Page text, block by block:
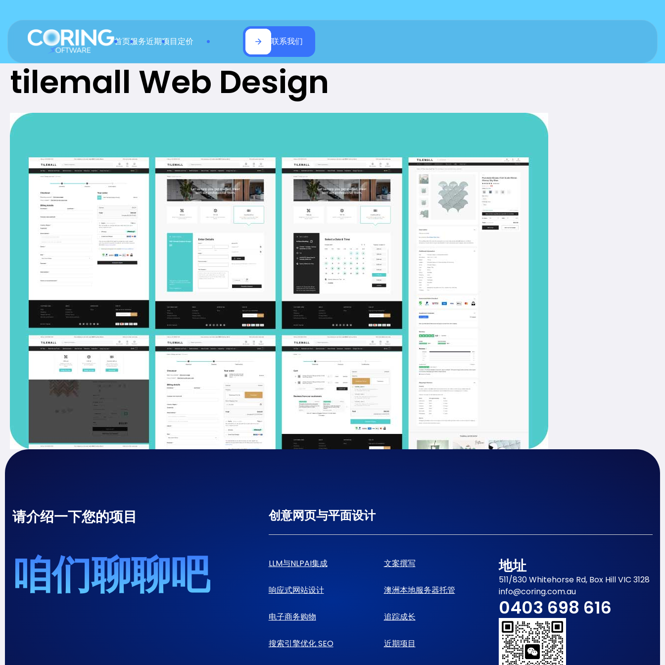
首页服务近期项目定价 联系我们
tilemall Web Design
请介绍一下您的项目
咱们聊聊吧
创意网页与平面设计
LLM与NLPAI集成 文案撰写
响应式网站设计 澳洲本地服务器托管
电子商务购物 追踪成长
搜索引擎优化 SEO 近期项目
地址
511/830 Whitehorse Rd, Box Hill VIC 3128
info@coring.com.au
0403 698 616